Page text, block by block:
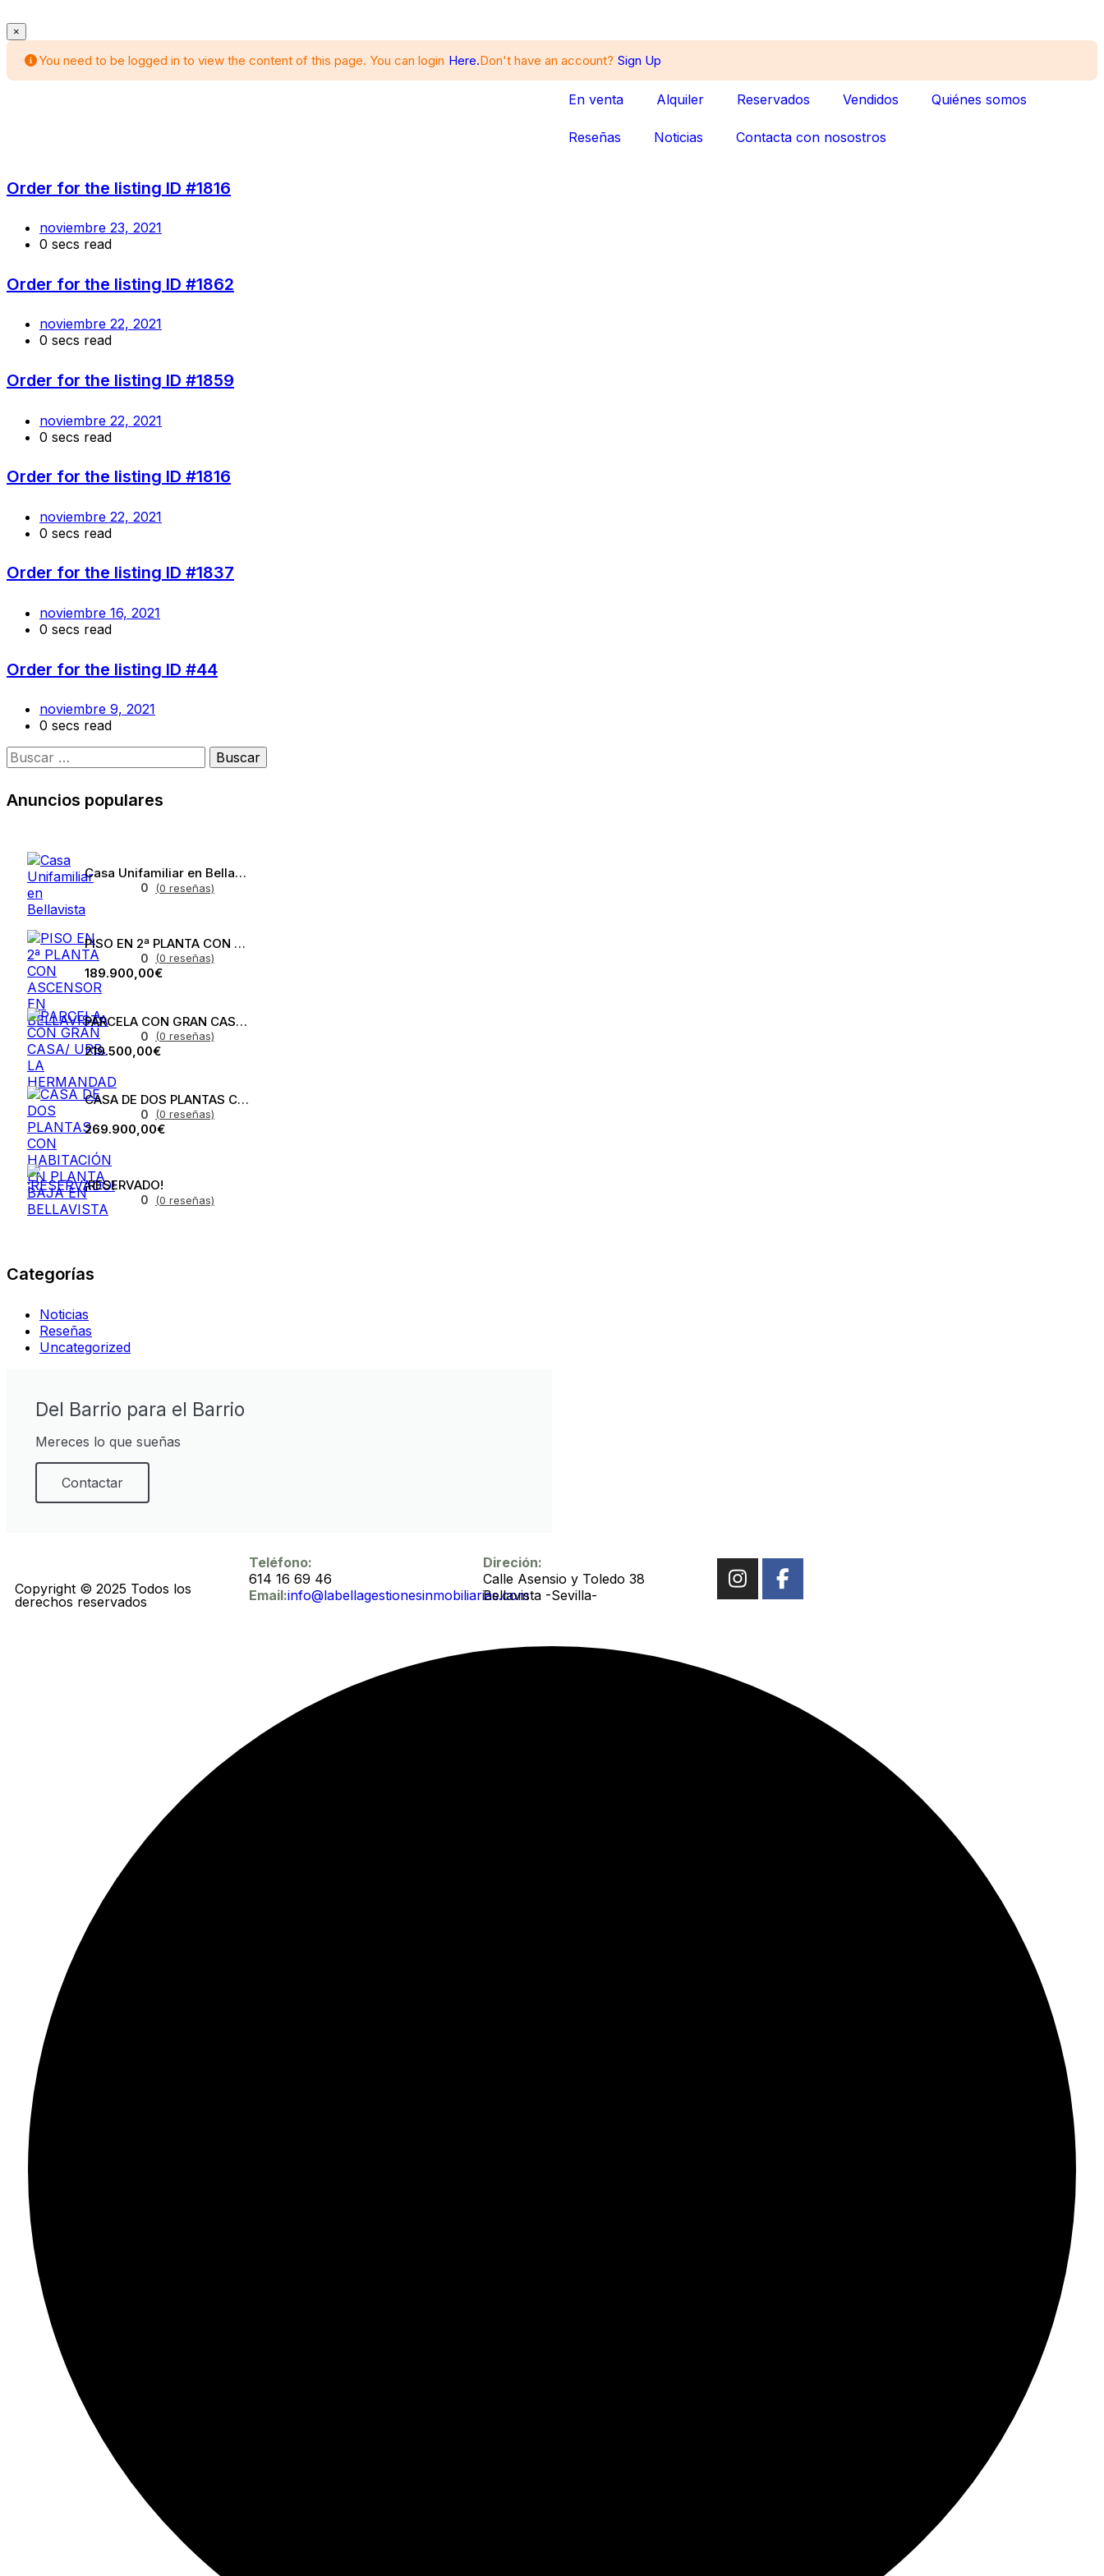
×
You need to be logged in to view the content of this page. You can login Here.Don't have an account? Sign Up
En venta Alquiler Reservados Vendidos Quiénes somos
Reseñas Noticias Contacta con nosostros
Order for the listing ID #1816
noviembre 23, 2021
0 secs read
Order for the listing ID #1862
noviembre 22, 2021
0 secs read
Order for the listing ID #1859
noviembre 22, 2021
0 secs read
Order for the listing ID #1816
noviembre 22, 2021
0 secs read
Order for the listing ID #1837
noviembre 16, 2021
0 secs read
Order for the listing ID #44
noviembre 9, 2021
0 secs read
Anuncios populares
Casa Unifamiliar en Bellavista
0 (0 reseñas)
PISO EN 2ª PLANTA CON ASCENSOR EN BELLAVISTA
0 (0 reseñas)
189.900,00€
PARCELA CON GRAN CASA/ URB. LA HERMANDAD
0 (0 reseñas)
219.500,00€
CASA DE DOS PLANTAS CON HABITACIÓN EN PLANTA BAJA EN BELLAVISTA
0 (0 reseñas)
269.900,00€
¡RESERVADO!
0 (0 reseñas)
Categorías
Noticias
Reseñas
Uncategorized
Del Barrio para el Barrio
Mereces lo que sueñas
Contactar
Copyright © 2025 Todos los
derechos reservados
Teléfono:
614 16 69 46
Email:info@labellagestionesinmobiliarias.com
Direción:
Calle Asensio y Toledo 38
Bellavista -Sevilla-